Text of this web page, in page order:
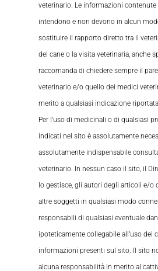
veterinario. Le informazioni
intendono e non devono in alcun
sostituire il rapporto diretto tra il
del cane o la visita veterinaria, anche
raccomanda di chiedere sempre il
veterinario e/o quello dei medici
merito a qualsiasi indicazione
Per l’uso di medicinali o di qualsiasi
indicati nel sito è assolutamente
assolutamente indispensabile
veterinario. In nessun caso il sito, il
lo gestisce, gli autori degli articoli e/o
altre soggetti in qualsiasi modo
responsabili di qualsiasi eventuale
ipoteticamente collegabile all’uso dei
informazioni presenti sul sito. Il sito
alcuna responsabilità in merito al